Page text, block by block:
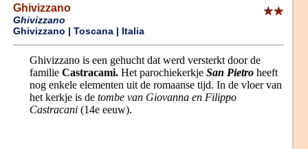
Ghivizzano
Ghivizzano
Ghivizzano | Toscana | Italia
Ghivizzano is een gehucht dat werd versterkt door de
familie Castracami. Het parochiekerkje San Pietro heeft
nog enkele elementen uit de romaanse tijd. In de vloer van
het kerkje is de tombe van Giovanna en Filippo
Castracani (14e eeuw).